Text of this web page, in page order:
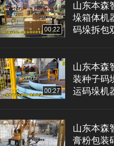
00:22
山东本森
垛箱体机
码垛拆包
00:27
山东本森
装种子码
运码垛机
山东本森
膏粉包装